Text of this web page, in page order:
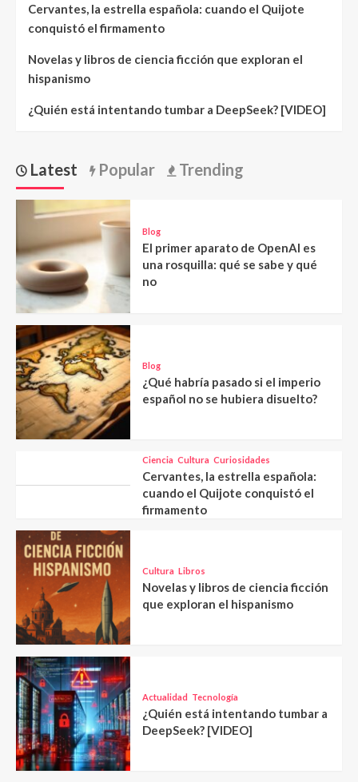
Cervantes, la estrella española: cuando el Quijote
conquistó el firmamento
Novelas y libros de ciencia ficción que exploran el
hispanismo
¿Quién está intentando tumbar a DeepSeek? [VIDEO]
Latest Popular Trending
Blog
El primer aparato de OpenAI es
una rosquilla: qué se sabe y qué
no
Blog
¿Qué habría pasado si el imperio
español no se hubiera disuelto?
Ciencia Cultura Curiosidades
Cervantes, la estrella española:
cuando el Quijote conquistó el
firmamento
Cultura Libros
Novelas y libros de ciencia ficción
que exploran el hispanismo
Actualidad Tecnología
¿Quién está intentando tumbar a
DeepSeek? [VIDEO]